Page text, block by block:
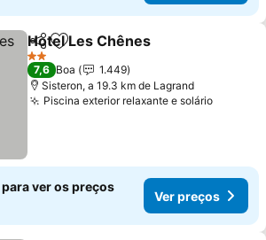
PartilharAdicionar aos favoritos
Hotel Les Chênes
2 Estrelas
7,6 Boa
1.449
Sisteron, a 19.3 km de Lagrand
Piscina exterior relaxante e solárioVer
ver os preços
Ver preços